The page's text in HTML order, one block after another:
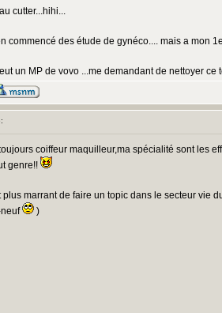
cutter...hihi...
commencé des étude de gynéco.... mais a mon
un MP de vovo ...me demandant de nettoyer ce
coiffeur maquilleur,ma spécialité sont les
genre!!
marrant de faire un topic dans le secteur vie
)